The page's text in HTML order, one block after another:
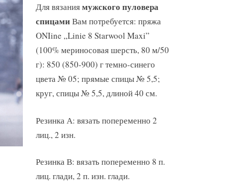
Для вязаниямужского пуловера
спицамиВам потребуется: пряжа
ONIine „Linie 8 Starwool Maxi”
(100% мериносовая шерсть, 80 м/50
г): 850 (850-900) г темно-синего
цвета № 05; прямые спицы № 5,5;
круг, спицы № 5,5, длиной 40 см.
Резинка А: вязать попеременно 2
лиц., 2 изн.
Резинка В: вязать попеременно 8 п.
лиц. глади, 2 п. изн. глади.